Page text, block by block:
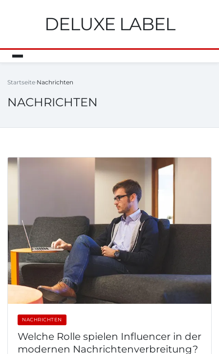
DELUXE LABEL
Startseite Nachrichten
NACHRICHTEN
NACHRICHTEN
Welche Rolle spielen Influencer in der
modernen Nachrichtenverbreitung?